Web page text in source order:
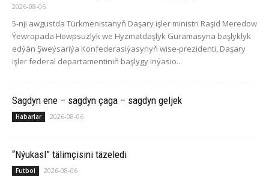
2026-08-06
5-nji awgustda Türkmenistanyň Daşary işler ministri Raşid Meredow
Ýewropada Howpsuzlyk we Hyzmatdaşlyk Guramasyna başlyklyk
edýän Şweýsariýa Konfederasiýasynyň wise-prezidenti, Daşary
işler federal departamentiniň başlygy Inýasio...
Sagdyn ene – sagdyn çaga – sagdyn geljek
Habarlar 2026-08-06
“Nýukasl” tälimçisini täzeledi
Futbol 2026-08-06